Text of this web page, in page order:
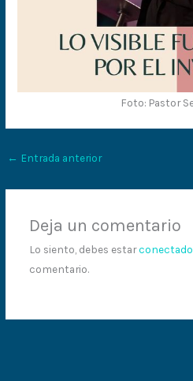
Foto: Pastor
← Entrada anterior
Deja un comentario
Lo siento, debes estarconectado
comentario.